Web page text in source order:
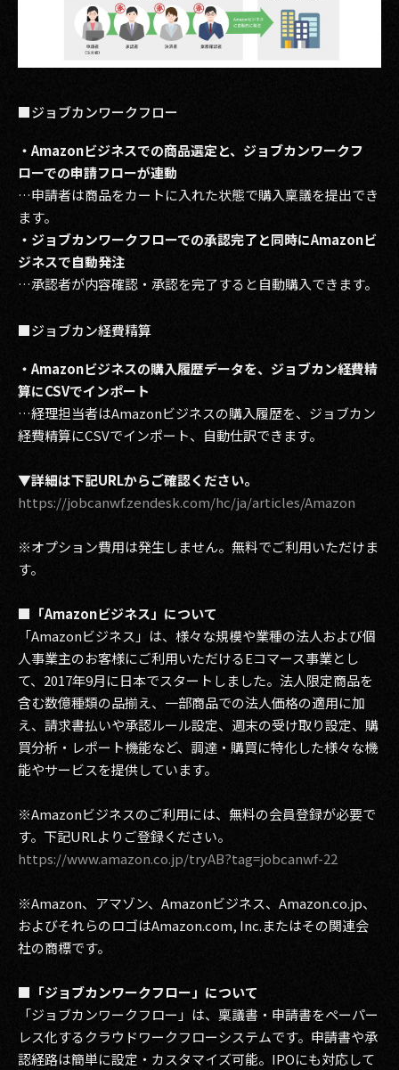
2010
2009
■ジョブカンワークフロー
・Amazonビジネスでの商品選定と、ジョブカンワークフ
ローでの申請フローが連動
…申請者は商品をカートに入れた状態で購入稟議を提出でき
ます。
・ジョブカンワークフローでの承認完了と同時にAmazonビ
ジネスで自動発注
…承認者が内容確認・承認を完了すると自動購入できます。
■ジョブカン経費精算
・Amazonビジネスの購入履歴データを、ジョブカン経費精
算にCSVでインポート
…経理担当者はAmazonビジネスの購入履歴を、ジョブカン
経費精算にCSVでインポート、自動仕訳できます。
▼詳細は下記URLからご確認ください。
https://jobcanwf.zendesk.com/hc/ja/articles/Amazon
※オプション費用は発生しません。無料でご利用いただけま
す。
■「Amazonビジネス」について
「Amazonビジネス」は、様々な規模や業種の法人および個
人事業主のお客様にご利用いただけるEコマース事業とし
て、2017年9月に日本でスタートしました。法人限定商品を
含む数億種類の品揃え、一部商品での法人価格の適用に加
え、請求書払いや承認ルール設定、週末の受け取り設定、購
買分析・レポート機能など、調達・購買に特化した様々な機
能やサービスを提供しています。
※Amazonビジネスのご利用には、無料の会員登録が必要で
す。下記URLよりご登録ください。
https://www.amazon.co.jp/tryAB?tag=jobcanwf-22
※Amazon、アマゾン、Amazonビジネス、Amazon.co.jp、
およびそれらのロゴはAmazon.com, Inc.またはその関連会
社の商標です。
■「ジョブカンワークフロー」について
「ジョブカンワークフロー」は、稟議書・申請書をペーパー
レス化するクラウドワークフローシステムです。申請書や承
認経路は簡単に設定・カスタマイズ可能。IPOにも対応して